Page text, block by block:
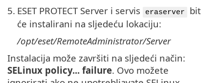
5. ESET PROTECT Server i servis eraserver
bit
će instalirani na sljedeću lokaciju:
/opt/eset/RemoteAdministrator/Server
Instalacija može završiti na sljedeći način:
SELinux policy... failure. Ovo možete